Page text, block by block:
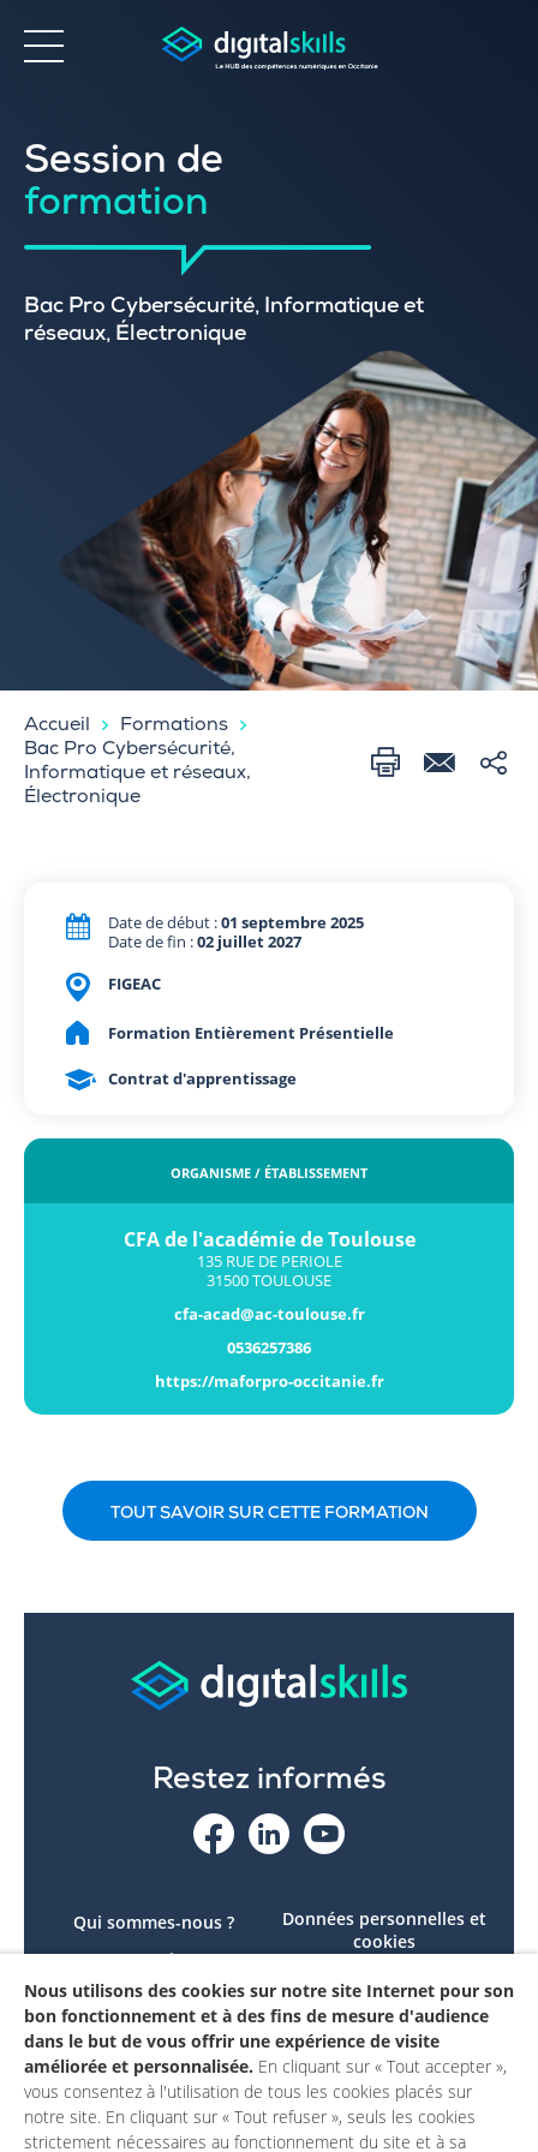
Accessibilité
Session de
formation
Bac Pro Cybersécurité, Informatique et
réseaux, Électronique
Accueil
Formations
Bac Pro Cybersécurité,
Informatique et réseaux,
Électronique
Date de début :01 septembre 2025
Date de fin :02 juillet 2027
FIGEAC
Formation Entièrement Présentielle
Contrat d'apprentissage
ORGANISME / ÉTABLISSEMENT
CFA de l'académie de Toulouse
135 RUE DE PERIOLE
31500 TOULOUSE
cfa-acad@ac-toulouse.fr
0536257386
https://maforpro-occitanie.fr
TOUT SAVOIR SUR CETTE FORMATION
Restez informés
Qui sommes-nous ?
Le projet
Contactez-nous
Mon compte
Données personnelles et
cookies
conforme
Mentions légales
Nous utilisons des cookies sur notre site Internet pour son
bon fonctionnement et à des fins de mesure d'audience
dans le but de vous offrir une expérience de visite
améliorée et personnalisée. En cliquant sur « Tout accepter »,
vous consentez à l'utilisation de tous les cookies placés sur
notre site. En cliquant sur « Tout refuser », seuls les cookies
strictement nécessaires au fonctionnement du site et à sa